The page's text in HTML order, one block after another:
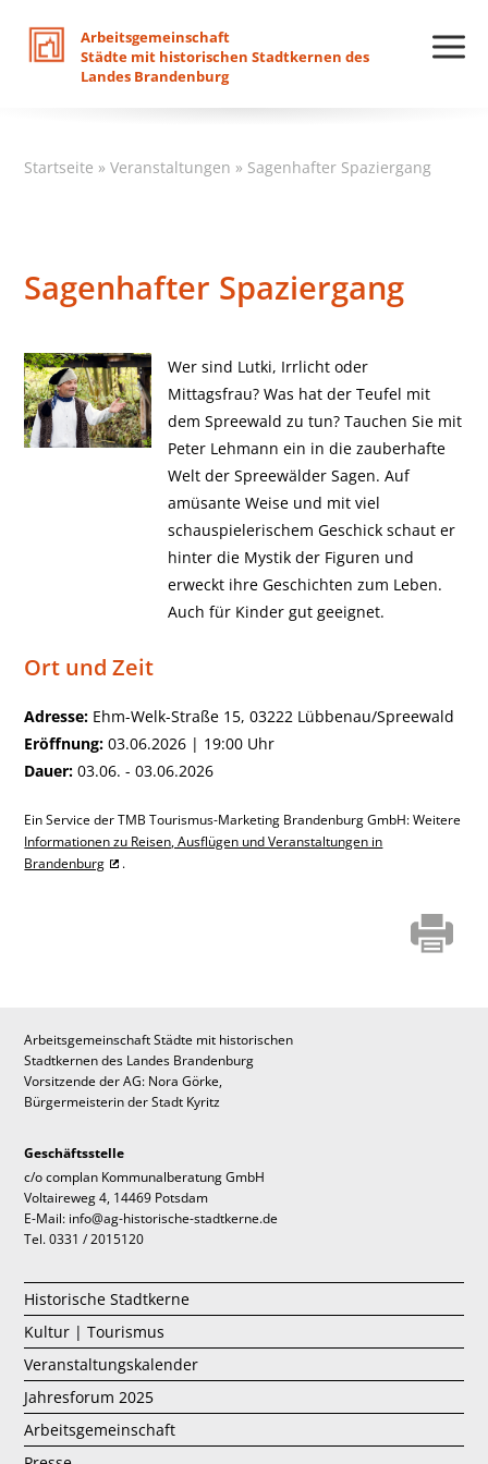
Arbeitsgemeinschaft
Städte mit historischen Stadtkernen des
Landes Brandenburg
Startseite »Veranstaltungen » Sagenhafter Spaziergang
Sagenhafter Spaziergang
Wer sind Lutki, Irrlicht oder
Mittagsfrau? Was hat der Teufel mit
dem Spreewald zu tun? Tauchen Sie mit
Peter Lehmann ein in die zauberhafte
Welt der Spreewälder Sagen. Auf
amüsante Weise und mit viel
schauspielerischem Geschick schaut er
hinter die Mystik der Figuren und
erweckt ihre Geschichten zum Leben.
Auch für Kinder gut geeignet.
Ort und Zeit
Adresse: Ehm-Welk-Straße 15, 03222 Lübbenau/Spreewald
Eröffnung: 03.06.2026 | 19:00 Uhr
Dauer: 03.06. - 03.06.2026
Ein Service der TMB Tourismus-Marketing Brandenburg GmbH: Weitere
Informationen zu Reisen, Ausflügen und Veranstaltungen in
Brandenburg
.
Arbeitsgemeinschaft Städte mit historischen
Stadtkernen des Landes Brandenburg
Vorsitzende der AG: Nora Görke,
Bürgermeisterin der Stadt Kyritz
Geschäftsstelle
c/o complan Kommunalberatung GmbH
Voltaireweg 4, 14469 Potsdam
E-Mail: info@ag-historische-stadtkerne.de
Tel. 0331 / 2015120
Historische Stadtkerne
Kultur | Tourismus
Veranstaltungskalender
Jahresforum 2025
Arbeitsgemeinschaft